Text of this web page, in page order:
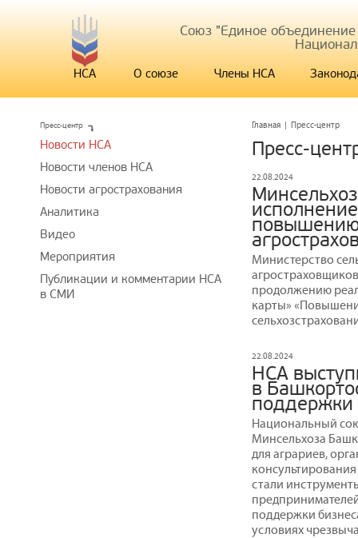
Союз "Единое
НСА О союзе Члены НСА
Главная | Пресс-центр
Пресс-
22.08.2024
Министерство
продолжению
карты»
22.08.2024
НСА
в
поддержки
Национальный
Минсельхоза
для аграриев,
стали
поддержки
условиях
Пресс-центр
Новости НСА
Новости членов НСА
Новости агрострахования
Аналитика
Видео
Мероприятия
Публикации и комментарии НСА
в СМИ